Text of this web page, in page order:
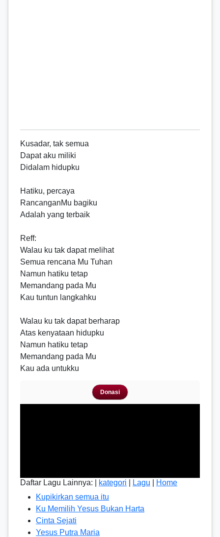
Kusadar, tak semua
Dapat aku miliki
Didalam hidupku
Hatiku, percaya
RancanganMu bagiku
Adalah yang terbaik
Reff:
Walau ku tak dapat melihat
Semua rencana Mu Tuhan
Namun hatiku tetap
Memandang pada Mu
Kau tuntun langkahku
Walau ku tak dapat berharap
Atas kenyataan hidupku
Namun hatiku tetap
Memandang pada Mu
Kau ada untukku
Donasi
Daftar Lagu Lainnya: | kategori Lagu
Home
Kupikirkan semua itu
Ku Memilih Yesus Bukan Harta
Cinta Sejati
Yesus Putra Maria